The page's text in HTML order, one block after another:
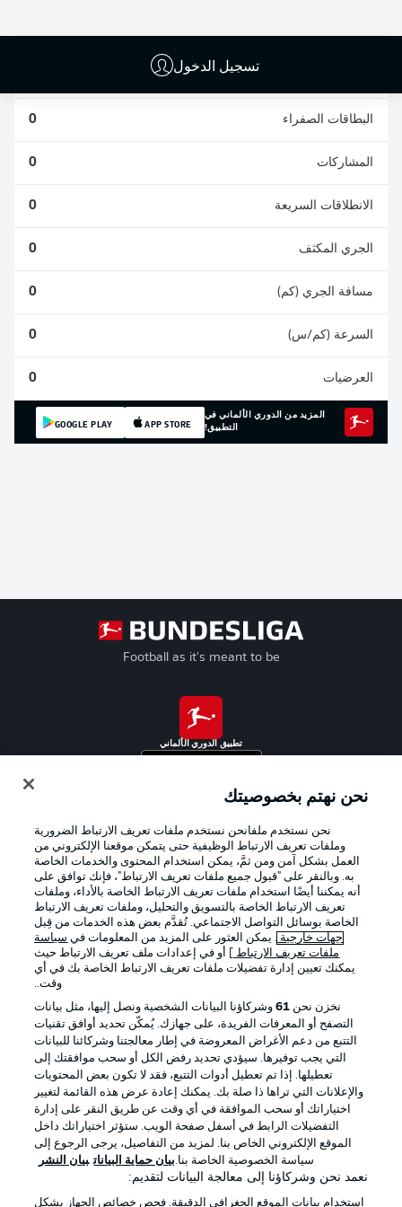
تسجيل الدخول
البطاقات الصفراء 0
المشاركات 0
الانطلاقات السريعة 0
الجري المكثف 0
مسافة الجري (كم) 0
السرعة (كم/س) 0
العرضيات 0
المزيد من الدوري الألماني في
التطبيق!
APP STORE
GOOGLE PLAY
Football as it's meant to be
تطبيق الدوري الألماني
Official Partners
الإخطارات القانونية
إدارة التفضيلات بيان الخصوصية
شروط الاستخدام القنوات الناقلة
الوظائف جهة النشر
تواصل معنا اللاعبون
نحن نهتم بخصوصيتك
نحن نستخدم ملفانحن نستخدم ملفات تعريف الارتباط الضرورية
وملفات تعريف الارتباط الوظيفية حتى يتمكن موقعنا الإلكتروني من
العمل بشكل آمن ومن ثمَّ، يمكن استخدام المحتوى والخدمات الخاصة
به. وبالنقر على "قبول جميع ملفات تعريف الارتباط"، فإنك توافق على
أنه يمكننا أيضًا استخدام ملفات تعريف الارتباط الخاصة بالأداء، وملفات
تعريف الارتباط الخاصة بالتسويق والتحليل، وملفات تعريف الارتباط
الخاصة بوسائل التواصل الاجتماعي. تُقدَّم بعض هذه الخدمات من قِبل
جهات خارجية . يمكن العثور على المزيد من المعلومات في سياسة
ملفات تعريف الارتباط
] أو في إعدادات ملف تعريف الارتباط حيث
يمكنك تعيين إدارة تفضيلات ملفات تعريف الارتباط الخاصة بك في أي
وقت..
نخزن نحن 61وشركاؤنا البيانات الشخصية ونصل إليها، مثل بيانات
التصفح أو المعرفات الفريدة، على جهازك. يُمكّن تحديد أوافق تقنيات
التتبع من دعم الأغراض المعروضة في إطار معالجتنا وشركائنا للبيانات
التي يجب توفيرها. سيؤدي تحديد رفض الكل أو سحب موافقتك إلى
تعطيلها. إذا تم تعطيل أدوات التتبع، فقد لا تكون بعض المحتويات
والإعلانات التي تراها ذا صلة بك. يمكنك إعادة عرض هذه القائمة لتغيير
اختياراتك أو سحب الموافقة في أي وقت عن طريق النقر على إدارة
التفضيلات الرابط في أسفل صفحة الويب. ستؤثر اختياراتك داخل
الموقع الإلكتروني الخاص بنا. لمزيد من التفاصيل، يرجى الرجوع إلى
سياسة الخصوصية الخاصة بنا.بيان حماية البيانات بيان النشر
نعمد نحن وشركاؤنا إلى معالجة البيانات لتقديم:
استخدام بيانات الموقع الجغرافي الدقيقة. فحص خصائص الجهاز بشكل